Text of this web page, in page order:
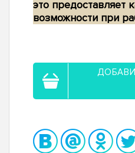
это предоставляет
возможности при